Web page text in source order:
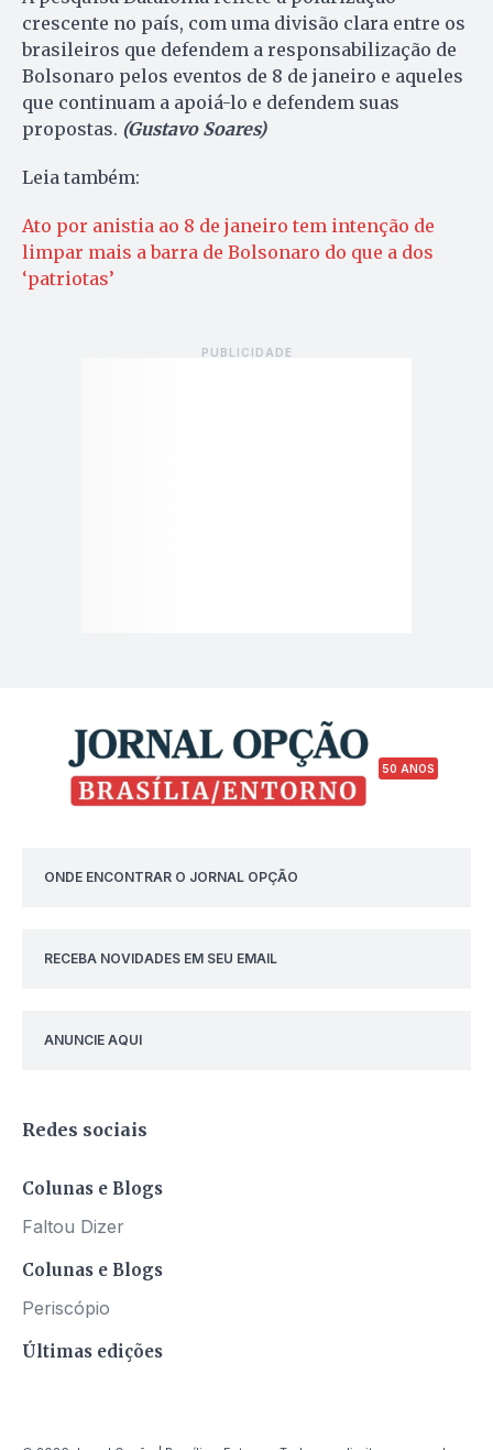
crescente no país, com uma divisão clara entre os
brasileiros que defendem a responsabilização de
Bolsonaro pelos eventos de 8 de janeiro e aqueles
que continuam a apoiá-lo e defendem suas
propostas. (Gustavo Soares)
Leia também:
Ato por anistia ao 8 de janeiro tem intenção de
limpar mais a barra de Bolsonaro do que a dos
‘patriotas’
50 ANOS
ONDE ENCONTRAR O JORNAL OPÇÃO
RECEBA NOVIDADES EM SEU EMAIL
ANUNCIE AQUI
Redes sociais
Colunas e Blogs
Faltou Dizer
Colunas e Blogs
Periscópio
Últimas edições